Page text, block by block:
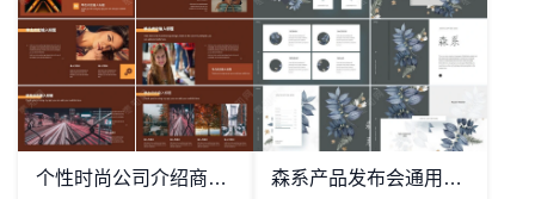
个性时尚公司介绍商业计划书PPT模板 森系产品发布会通用PPT模板